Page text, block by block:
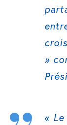
»
«